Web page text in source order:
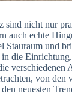
sind nicht nur
auch echte
Stauraum und
die
verschiedenen
von den
neuesten